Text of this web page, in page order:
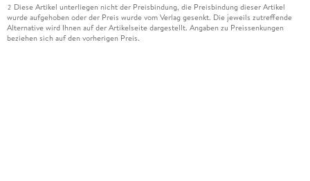
2 Diese Artikel unterliegen nicht der Preisbindung, die Preisbindung dieser Artikel
wurde aufgehoben oder der Preis wurde vom Verlag gesenkt. Die jeweils zutreffende
Alternative wird Ihnen auf der Artikelseite dargestellt. Angaben zu Preissenkungen
beziehen sich auf den vorherigen Preis.